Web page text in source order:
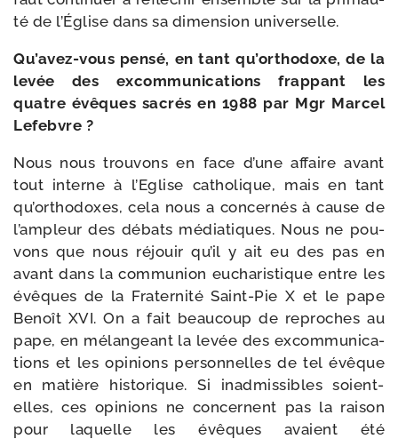
té de l’Église dans sa dimen­sion universelle.
Qu’avez-​vous pen­sé, en tant qu’or­tho­doxe, de la
levée des excom­mu­ni­ca­tions frap­pant les
quatre évêques sacrés en 1988 par Mgr Marcel
Lefebvre ?
Nous nous trou­vons en face d’une affaire avant
tout interne à l’Eglise catho­lique, mais en tant
qu’or­tho­doxes, cela nous a concer­nés à cause de
l’am­pleur des débats média­tiques. Nous ne pou­
vons que nous réjouir qu’il y ait eu des pas en
avant dans la com­mu­nion eucha­ris­tique entre les
évêques de la Fraternité Saint-​Pie X et le pape
Benoît XVI. On a fait beau­coup de reproches au
pape, en mélan­geant la levée des excom­mu­ni­ca­
tions et les opi­nions per­son­nelles de tel évêque
en matière his­to­rique. Si inad­mis­sibles soient-​
elles, ces opi­nions ne concernent pas la rai­son
pour laquelle les évêques avaient été